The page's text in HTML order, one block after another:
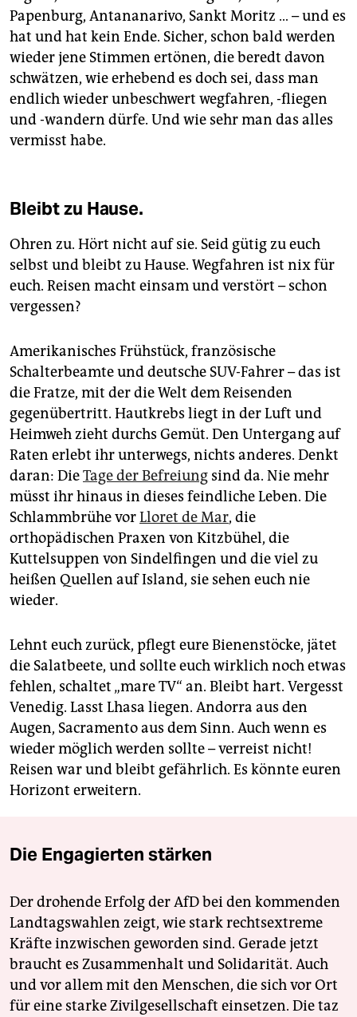
Papenburg, Antananarivo, Sankt Moritz … – und es
hat und hat kein Ende. Sicher, schon bald werden
wieder jene Stimmen ertönen, die beredt davon
schwätzen, wie erhebend es doch sei, dass man
endlich wieder unbeschwert wegfahren, -fliegen
und -wandern dürfe. Und wie sehr man das alles
vermisst habe.
Bleibt zu Hause.
Ohren zu. Hört nicht auf sie. Seid gütig zu euch
selbst und bleibt zu Hause. Wegfahren ist nix für
euch. Reisen macht einsam und verstört – schon
vergessen?
Amerikanisches Frühstück, französische
Schalterbeamte und deutsche SUV-Fahrer – das ist
die Fratze, mit der die Welt dem Reisenden
gegenübertritt. Hautkrebs liegt in der Luft und
Heimweh zieht durchs Gemüt. Den Untergang auf
Raten erlebt ihr unterwegs, nichts anderes. Denkt
daran: DieTage der Befreiung sind da. Nie mehr
müsst ihr hinaus in dieses feindliche Leben. Die
Schlammbrühe vorLloret de Mar, die
orthopädischen Praxen von Kitzbühel, die
Kuttelsuppen von Sindelfingen und die viel zu
heißen Quellen auf Island, sie sehen euch nie
wieder.
Lehnt euch zurück, pflegt eure Bienenstöcke, jätet
die Salatbeete, und sollte euch wirklich noch etwas
fehlen, schaltet „mare TV“ an. Bleibt hart. Vergesst
Venedig. Lasst Lhasa liegen. Andorra aus den
Augen, Sacramento aus dem Sinn. Auch wenn es
wieder möglich werden sollte – verreist nicht!
Reisen war und bleibt gefährlich. Es könnte euren
Horizont erweitern.
Die Engagierten stärken
Der drohende Erfolg der AfD bei den kommenden
Landtagswahlen zeigt, wie stark rechtsextreme
Kräfte inzwischen geworden sind. Gerade jetzt
braucht es Zusammenhalt und Solidarität. Auch
und vor allem mit den Menschen, die sich vor Ort
für eine starke Zivilgesellschaft einsetzen. Die taz